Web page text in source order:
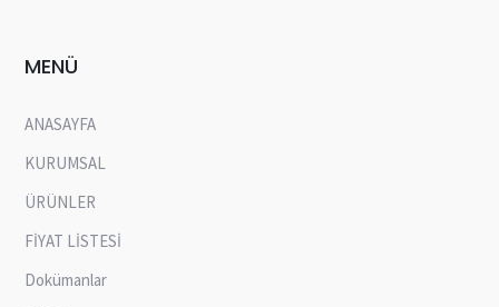
MENÜ
ANASAYFA
KURUMSAL
ÜRÜNLER
FİYAT LİSTESİ
Dokümanlar